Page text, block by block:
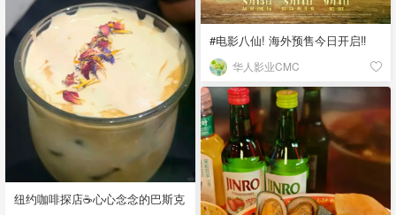
#电影八仙! 海外预售今日开启‼️
华人影业CMC
纽约咖啡探店☕️心心念念的巴斯克